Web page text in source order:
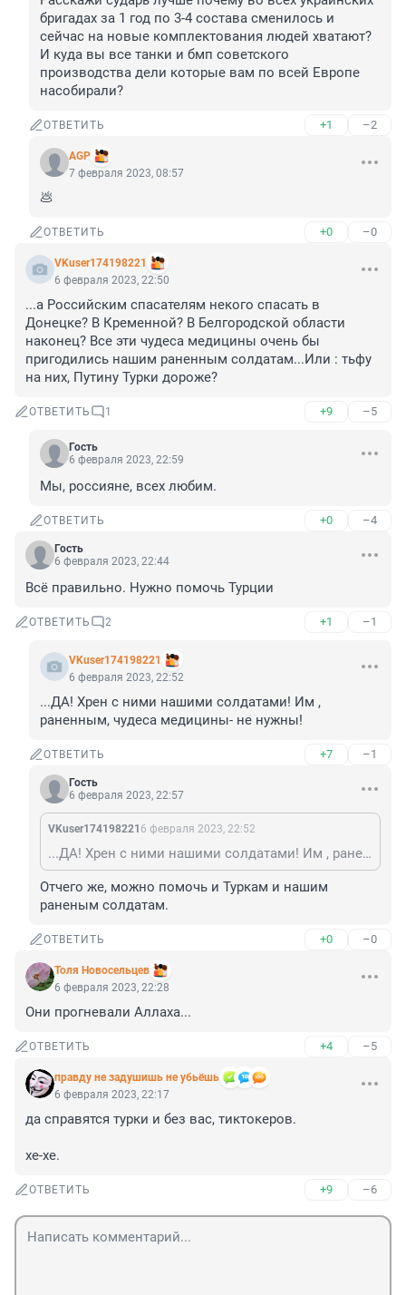
бригадах за 1 год по 3-4 состава сменилось и
сейчас на новые комплектования людей хватают?
И куда вы все танки и бмп советского
производства дели которые вам по всей Европе
насобирали?
ОТВЕТИТЬ +1 –2
AGP
7 февраля 2023, 08:57
💩
ОТВЕТИТЬ +0 –0
VKuser174198221
6 февраля 2023, 22:50
...а Российским спасателям некого спасать в
Донецке? В Кременной? В Белгородской области
наконец? Все эти чудеса медицины очень бы
пригодились нашим раненным солдатам...Или : тьфу
на них, Путину Турки дороже?
ОТВЕТИТЬ 1 +9 –5
Гость
6 февраля 2023, 22:59
Мы, россияне, всех любим.
ОТВЕТИТЬ +0 –4
Гость
6 февраля 2023, 22:44
Всё правильно. Нужно помочь Турции
ОТВЕТИТЬ 2 +1 –1
VKuser174198221
6 февраля 2023, 22:52
...ДА! Хрен с ними нашими солдатами! Им ,
раненным, чудеса медицины- не нужны!
ОТВЕТИТЬ +7 –1
Гость
6 февраля 2023, 22:57
VKuser174198221 6 февраля 2023, 22:52
...ДА! Хрен с ними нашими солдатами! Им , раненным, чудеса медицины- не нужны!
Отчего же, можно помочь и Туркам и нашим
раненым солдатам.
ОТВЕТИТЬ +0 –0
Толя Новосельцев
6 февраля 2023, 22:28
Они прогневали Аллаха...
ОТВЕТИТЬ +4 –5
правду не задушишь не убьёшь
6 февраля 2023, 22:17
да справятся турки и без вас, тиктокеров.
хе-хе.
ОТВЕТИТЬ +9 –6